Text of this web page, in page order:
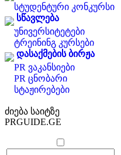
სტუდენტური კონკურსი
სწავლება
უნივერსიტეტები
ტრეინინგ კურსები
დასაქმების ბირჟა
PR ვაკანსიები
PR ცნობარი
სტაჟირებები
ძიება საიტზე
PRGUIDE.GE